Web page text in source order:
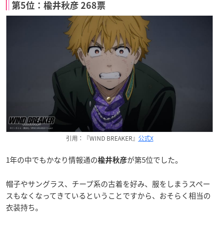
第5位：楡井秋彦 268票
引用：『WIND BREAKER』 公式X
1年の中でもかなり情報通の楡井秋彦が第5位でした。
帽子やサングラス、チープ系の古着を好み、服をしまうスペー
スもなくなってきているということですから、おそらく相当の
衣装持ち。